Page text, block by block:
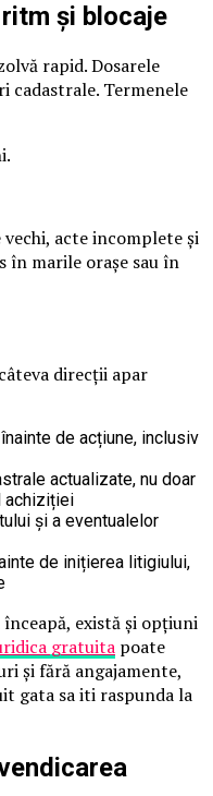
și blocaje
rapid. Dosarele
cadastrale. Termenele
acte incomplete și
în marile orașe sau în
direcții apar
de acțiune, inclusiv
actualizate, nu doar
achiziției
și a eventualelor
de inițierea litigiului,
există și opțiuni
gratuita poate
și fără angajamente,
gata sa iti raspunda la